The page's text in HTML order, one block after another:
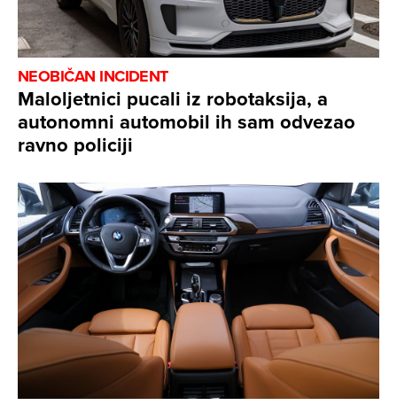
NEOBIČAN INCIDENT
Maloljetnici pucali iz robotaksija, a
autonomni automobil ih sam odvezao
ravno policiji